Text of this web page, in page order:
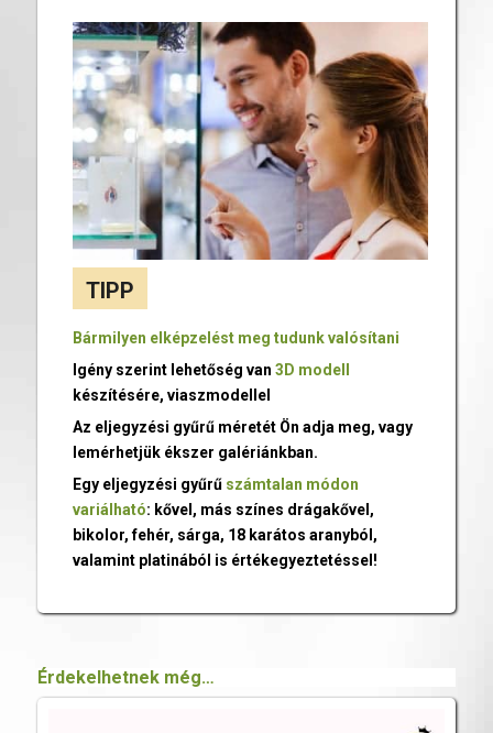
TIPP
Bármilyen elképzelést meg tudunk valósítani
Igény szerint lehetőség van 3D modell
készítésére, viaszmodellel
Az eljegyzési gyűrű méretét Ön adja meg, vagy
lemérhetjük ékszer galériánkban.
Egy eljegyzési gyűrű számtalan módon
variálható: kővel, más színes drágakővel,
bikolor, fehér, sárga, 18 karátos aranyból,
valamint platinából is értékegyeztetéssel!
Érdekelhetnek még…